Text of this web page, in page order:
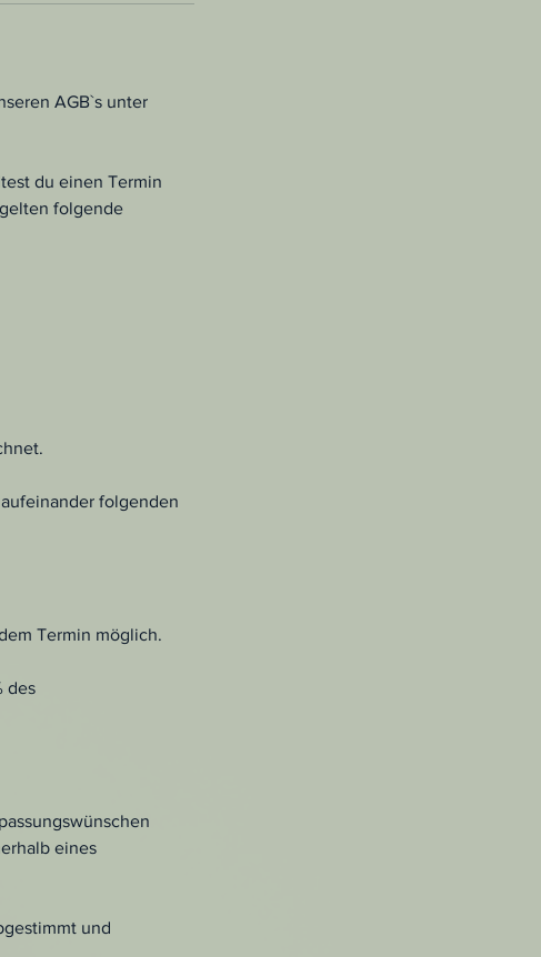
AGB`s unter
du einen Termin
folgende
folgenden
Termin möglich.
des
eines
und